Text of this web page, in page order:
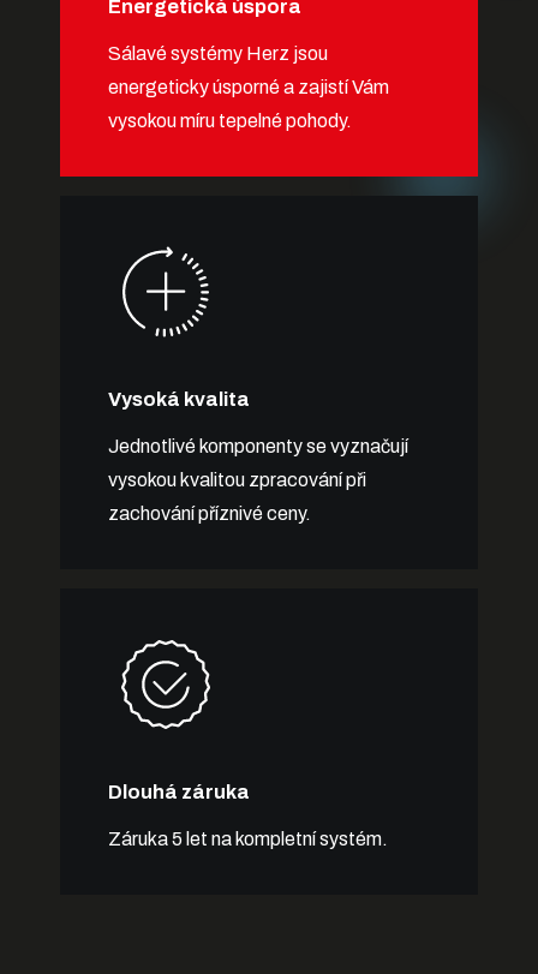
Energetická úspora
Sálavé systémy Herz jsou
energeticky úsporné a zajistí Vám
vysokou míru tepelné pohody.
Vysoká kvalita
Jednotlivé komponenty se vyznačují
vysokou kvalitou zpracování při
zachování příznivé ceny.
Dlouhá záruka
Záruka 5 let na kompletní systém.